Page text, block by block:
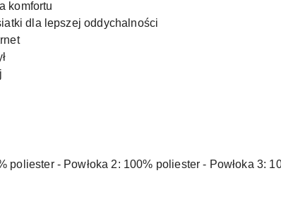
komfortu
dla lepszej oddychalności
poliester - Powłoka 2: 100% poliester - Powłoka 3: